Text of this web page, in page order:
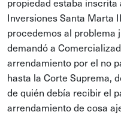
Inversiones Santa Marta
procedemos al problema
demandó a
arrendamiento por el no
hasta la Corte Suprema,
de quién debía recibir el
arrendamiento de cosa